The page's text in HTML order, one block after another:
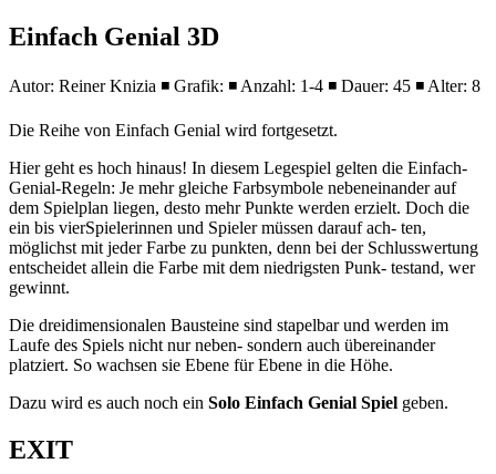
Einfach Genial 3D
Autor: Reiner Knizia ◾ Grafik: ◾ Anzahl: 1-4 ◾ Dauer: 45 ◾ Alter: 8
Die Reihe von Einfach Genial wird fortgesetzt.
Hier geht es hoch hinaus! In diesem Legespiel gelten die Einfach-
Genial-Regeln: Je mehr gleiche Farbsymbole nebeneinander auf
dem Spielplan liegen, desto mehr Punkte werden erzielt. Doch die
ein bis vierSpielerinnen und Spieler müssen darauf ach- ten,
möglichst mit jeder Farbe zu punkten, denn bei der Schlusswertung
entscheidet allein die Farbe mit dem niedrigsten Punk- testand, wer
gewinnt.
Die dreidimensionalen Bausteine sind stapelbar und werden im
Laufe des Spiels nicht nur neben- sondern auch übereinander
platziert. So wachsen sie Ebene für Ebene in die Höhe.
Dazu wird es auch noch ein Solo Einfach Genial Spiel geben.
EXIT